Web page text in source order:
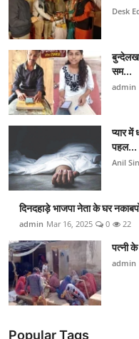
Desk
सम...
admin
प्यार
पहल...
Anil
दिनदहाड़े भाजपा नेता के घर
admin Mar 16, 2025 0 22
पत्नी
admin
Popular Tags